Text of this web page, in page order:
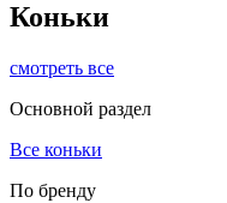
Коньки
смотреть все
Основной раздел
Все коньки
По бренду